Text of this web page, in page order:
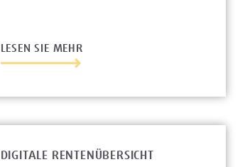
LESEN SIE MEHR
DIGITALE RENTENÜBERSICHT